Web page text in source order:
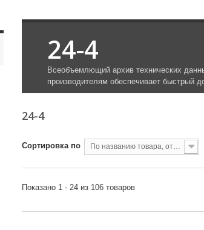
24-4
Всеобъемлющий архив технических
производителям обеспечивает быстрый
24-4
Сортировка по По названию товара, от А до Я
Показано 1 - 24 из 106 товаров